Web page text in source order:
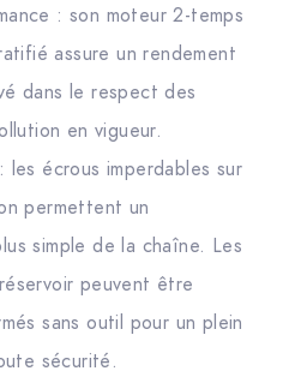
: son moteur 2-temps
assure un rendement
dans le respect des
en vigueur.
les écrous imperdables sur
permettent un
simple de la chaîne. Les
peuvent être
sans outil pour un plein
sécurité.